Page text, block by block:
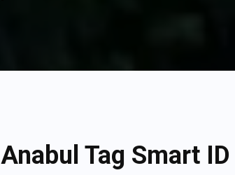
Anabul Tag Smart ID